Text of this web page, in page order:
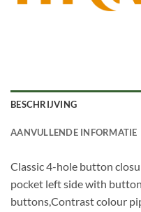
BESCHRIJVING
AANVULLENDE INFORMATIE
Classic 4-hole button
pocket left side with
buttons,Contrast colour